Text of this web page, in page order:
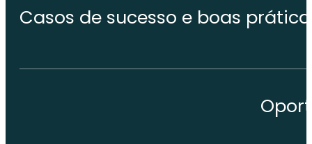
Casos de sucesso e boas